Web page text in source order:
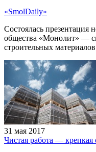
«SmolDaily»
Состоялась
общества «Монолит» —
строительных
31 мая 2017
Чистая работа — крепкая